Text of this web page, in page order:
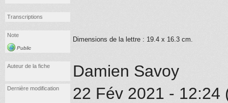
Transcriptions
Note
Public
Dimensions de la lettre : 19.4 x 16.3 cm.
Auteur de la fiche Damien Savoy
Dernière modification 22 Fév 2021 - 12:24